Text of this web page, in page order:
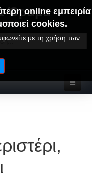
Όραμα
online εμπειρία
cookies.
με τη χρήση των